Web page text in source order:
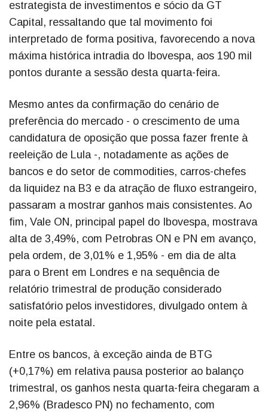
estrategista de investimentos e sócio da GT
Capital, ressaltando que tal movimento foi
interpretado de forma positiva, favorecendo a nova
máxima histórica intradia do Ibovespa, aos 190 mil
pontos durante a sessão desta quarta-feira.
Mesmo antes da confirmação do cenário de
preferência do mercado - o crescimento de uma
candidatura de oposição que possa fazer frente à
reeleição de Lula -, notadamente as ações de
bancos e do setor de commodities, carros-chefes
da liquidez na B3 e da atração de fluxo estrangeiro,
passaram a mostrar ganhos mais consistentes. Ao
fim, Vale ON, principal papel do Ibovespa, mostrava
alta de 3,49%, com Petrobras ON e PN em avanço,
pela ordem, de 3,01% e 1,95% - em dia de alta
para o Brent em Londres e na sequência de
relatório trimestral de produção considerado
satisfatório pelos investidores, divulgado ontem à
noite pela estatal.
Entre os bancos, à exceção ainda de BTG
(+0,17%) em relativa pausa posterior ao balanço
trimestral, os ganhos nesta quarta-feira chegaram a
2,96% (Bradesco PN) no fechamento, com